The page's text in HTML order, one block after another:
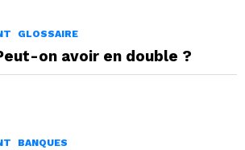
GLOSSAIRE
on avoir en double ?
BANQUES